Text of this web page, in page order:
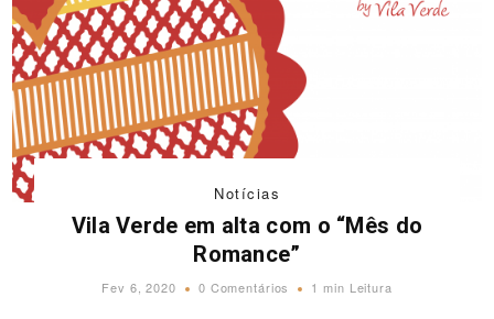
Notícias
Vila Verde em alta com o “Mês do
Romance”
Fev 6, 2020 0 Comentários 1 min Leitura